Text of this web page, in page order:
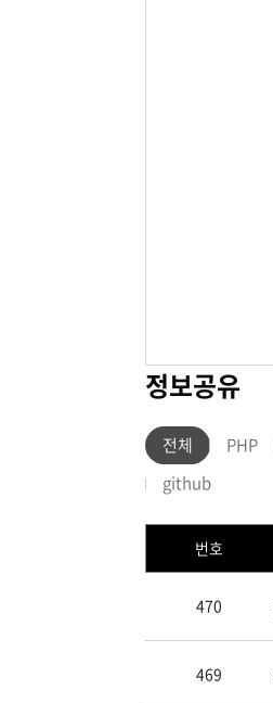
정보공유
전체 PHP
github
번호
470
469